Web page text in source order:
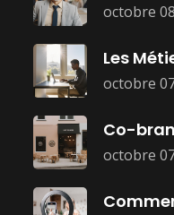
octobre
octobre
octobre